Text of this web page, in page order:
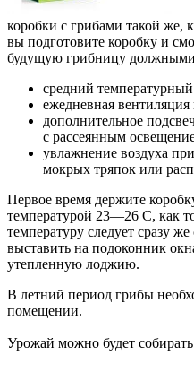
коробки с грибами такой же,
вы подготовите коробку и
будущую грибницу
средний
ежедневная
дополнительное
с рассеянным
увлажнение воздуха
мокрых тряпок или
Первое время держите
температурой 23—26 С, как
температуру следует сразу
выставить на подоконник
утепленную лоджию.
В летний период грибы
помещении.
Урожай можно будет